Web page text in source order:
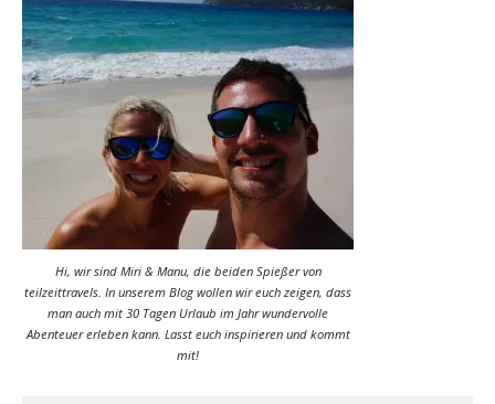
Hi, wir sind Miri & Manu, die beiden Spießer von
teilzeittravels. In unserem Blog wollen wir euch zeigen, dass
man auch mit 30 Tagen Urlaub im Jahr wundervolle
Abenteuer erleben kann. Lasst euch inspirieren und kommt
mit!